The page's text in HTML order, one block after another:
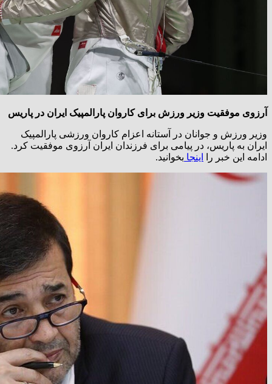
آرزوی موفقیت وزیر ورزش برای کاروان پارالمپیک ایران در پاریس
وزیر ورزش و جوانان در آستانه‌ اعزام کاروان ورزشی پارالمپیک
ایران به پاریس، در پیامی برای فرزندان ایران آرزوی موفقیت کرد.
ادامه این خبر را
اینجا بخوانید.